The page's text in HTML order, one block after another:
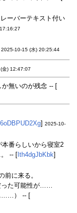
ーバーテキスト付い
2025-10-15 (水) 20:25:44
金) 12:47:07
無いのが残念 -- [
] 2025-10-
番らしいから寝室2
-- [Ith4dgJbKbk]
前に来る。
った可能性が……
……） -- [